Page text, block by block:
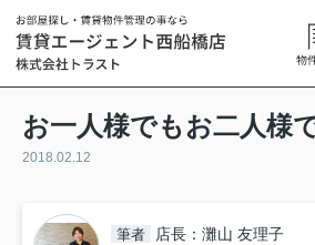
物
お一人様でもお二人様
2018.02.12
筆者 店長：灘山 友理子